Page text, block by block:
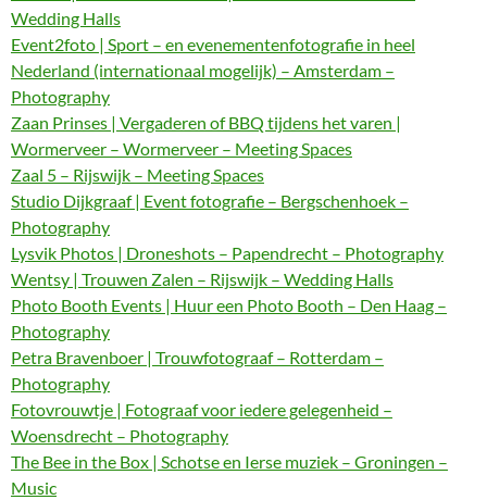
Wedding Halls
Event2foto | Sport – en evenementenfotografie in heel
Nederland (internationaal mogelijk) – Amsterdam –
Photography
Zaan Prinses | Vergaderen of BBQ tijdens het varen |
Wormerveer – Wormerveer – Meeting Spaces
Zaal 5 – Rijswijk – Meeting Spaces
Studio Dijkgraaf | Event fotografie – Bergschenhoek –
Photography
Lysvik Photos | Droneshots – Papendrecht – Photography
Wentsy | Trouwen Zalen – Rijswijk – Wedding Halls
Photo Booth Events | Huur een Photo Booth – Den Haag –
Photography
Petra Bravenboer | Trouwfotograaf – Rotterdam –
Photography
Fotovrouwtje | Fotograaf voor iedere gelegenheid –
Woensdrecht – Photography
The Bee in the Box | Schotse en Ierse muziek – Groningen –
Music